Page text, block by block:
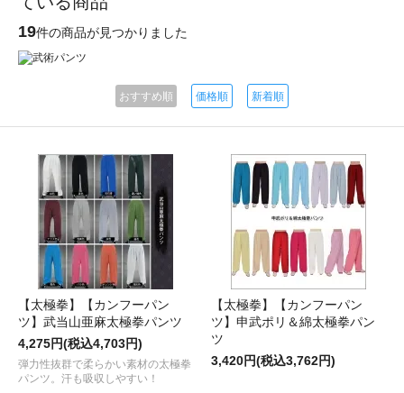
19件の商品が見つかりました
おすすめ順 価格順 新着順
【太極拳】【カンフーパン
ツ】武当山亜麻太極拳パンツ
4,275円(税込4,703円)
弾力性抜群で柔らかい素材の太極拳
パンツ。汗も吸収しやすい！
【太極拳】【カンフーパン
ツ】申武ポリ＆綿太極拳パン
ツ
3,420円(税込3,762円)